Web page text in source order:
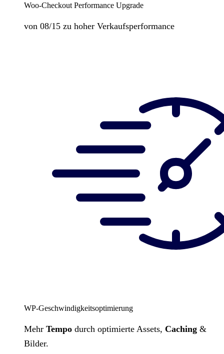
Woo-Checkout Performance Upgrade
von 08/15 zu hoher Verkaufsperformance
WP-Geschwindigkeitsoptimierung
Mehr Tempo durch optimierte Assets, Caching &
Bilder.